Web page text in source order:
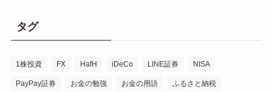
タグ
1株投資 FX HafH iDeCo LINE証券 NISA
PayPay証券 お金の勉強 お金の用語 ふるさと納税